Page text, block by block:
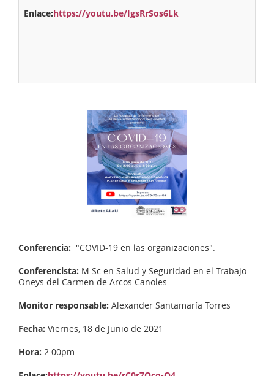
Enlace:https://youtu.be/IgsRrSos6Lk
Conferencia: "COVID-19 en las organizaciones".
Conferencista: M.Sc en Salud y Seguridad en el Trabajo.
Oneys del Carmen de Arcos Canoles
Monitor responsable: Alexander Santamaría Torres
Fecha: Viernes, 18 de Junio de 2021
Hora: 2:00pm